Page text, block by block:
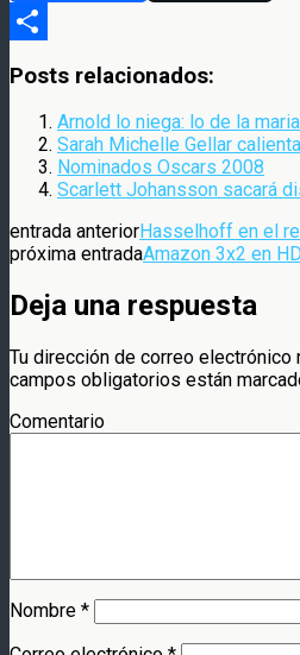
Posts relacionados:
Arnold lo niega: lo de la
Sarah Michelle Gellar
Nominados Oscars 2008
Scarlett Johansson sacará
entrada anteriorHasselhoff en el
próxima entradaAmazon 3x2 en
Deja una respuesta
Tu dirección de correo electrónico
campos obligatorios están
Comentario
Nombre *